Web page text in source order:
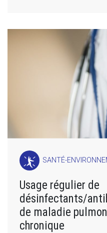
SANTÉ-
Usage régulier de
désinfectants/
de maladie
chronique